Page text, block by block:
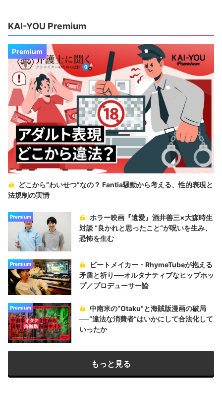
KAI-YOU Premium
Premium
どこから“わいせつ”なの？ Fantia騒動から考える、性的表現と
法規制の実情
Premium
ホラー映画『遺愛』酒井善三×大森時生
対談 “良かれと思ったこと“が呪いを生み、
恐怖を生む
Premium
ビートメイカー・RhymeTubeが抱える
矛盾と祈り──オルタナティブなヒップホッ
プ／プロデューサー論
Premium
中南米の“Otaku”と海賊版漫画の破局
──“違法な消費者”はいかにして合法化して
いったか
もっと見る